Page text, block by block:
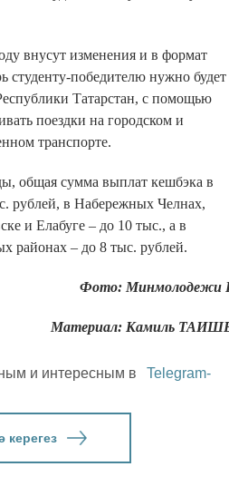
внусут изменения и в формат
студенту-победителю нужно будет
Татарстан, с помощью
поездки на городском и
транспорте.
сумма выплат кешбэка в
рублей, в Набережных Челнах,
и Елабуге – до 10 тыс., а в
районах – до 8 тыс. рублей.
Фото: Минмолодежи
Материал: Камиль
и интересным в
Telegram-
керегез